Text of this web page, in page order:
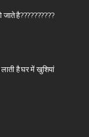
जाते है??????????
है घर में खुशियां